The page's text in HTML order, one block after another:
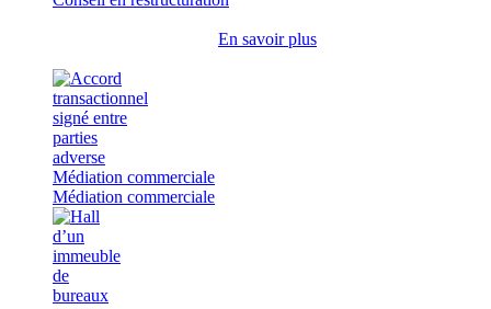
En savoir plus
Médiation commerciale
Médiation commerciale